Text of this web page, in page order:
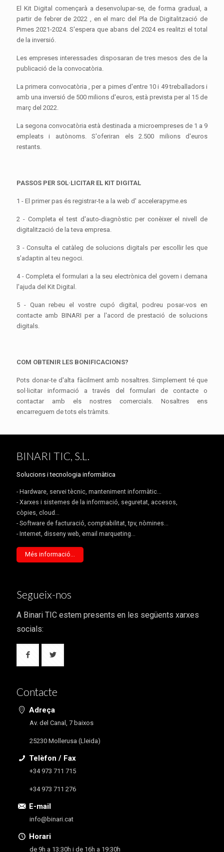
El Kit Digital començarà a desenvolupar-se, de forma gradual, a
partir de febrer de 2022 , en el marc del Pla de Digitalització de
Pimes 2021-2024. S'espera que abans del 2024 es realitzi el total
de la inversió.
Les empreses interessades disposaran de tres mesos des de la
publicació de la convocatòria.
La primera convocatòria , per a pimes d'entre 10 i 49 treballadors i
amb una inversió de 500 milions d'euros, està prevista per al 15 de
març del 2022.
La segona convocatòria està destinada a microempreses de 1 a 9
empleats i autònoms. S'oferiran els 2.500 milions d'euros
restants.
PASSOS PER SOL·LICITAR EL KIT DIGITAL
1 - El primer pas és registrar-te a la web d' accelerapyme.es
2 - Completa el test d'auto-diagnòstic per conèixer el nivell de
digitalització de la teva empresa.
3 - Consulta el catàleg de solucions digitals per escollir les que
s'adaptin al teu negoci.
4 - Completa el formulari a la seu electrònica del govern i demana
l'ajuda del Kit Digital.
5 - Quan rebeu el vostre cupó digital, podreu posar-vos en
contacte amb BINARI per a l'acord de prestació de solucions
digitals.
COM OBTENIR LES BONIFICACIONS?
Pots donar-te d'alta fàcilment amb nosaltres. Simplement té que
sol·licitar informació a través del formulari de contacte o
contactar amb els nostres comercials. Nosaltres ens
encarreguem de tots els tràmits.
BINARI TIC, S.L.
Solucions i tecnologia informàtica
- Hardware, servei tècnic, manteniment informàtic...
- Xarxes i sistemes de la informació, seguretat, accesos,
còpies, cloud...
- Software de facturació, comptabilitat, tpv, nòmines...
- Internet, disseny web, email marqueting...
Més informació...
Segueix-nos
A Binari TIC estem presents en les següents xarxes
socials:
Contacte
Adreça
Av. del Canal, 7 baixos
25230 Mollerusa (Lleida)
Telèfon / Fax
+34 973 711 715
+34 973 711 276
E-mail
info@binari.cat
Horari
de 9h a 13:30h i de 16h a 19:30h